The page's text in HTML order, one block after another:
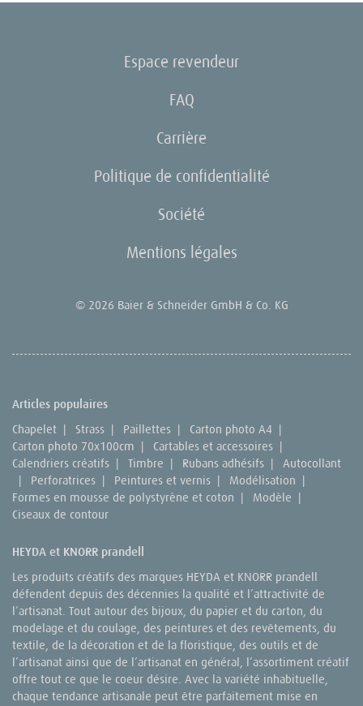
Espace revendeur
FAQ
Carrière
Politique de confidentialité
Société
Mentions légales
© 2026 Baier & Schneider GmbH & Co. KG
Articles populaires
Chapelet | Strass | Paillettes | Carton photo A4 |
Carton photo 70x100cm | Cartables et accessoires |
Calendriers créatifs | Timbre | Rubans adhésifs |
Autocollant
|
Perforatrices | Peintures et vernis | Modélisation |
Formes en mousse de polystyrène et coton | Modèle |
Ciseaux de contour
HEYDA et KNORR prandell
Les produits créatifs des marques HEYDA et KNORR prandell
défendent depuis des décennies la qualité et l’attractivité de
l’artisanat. Tout autour des bijoux, du papier et du carton, du
modelage et du coulage, des peintures et des revêtements, du
textile, de la décoration et de la floristique, des outils et de
l’artisanat ainsi que de l’artisanat en général, l’assortiment créatif
offre tout ce que le coeur désire. Avec la variété inhabituelle,
chaque tendance artisanale peut être parfaitement mise en